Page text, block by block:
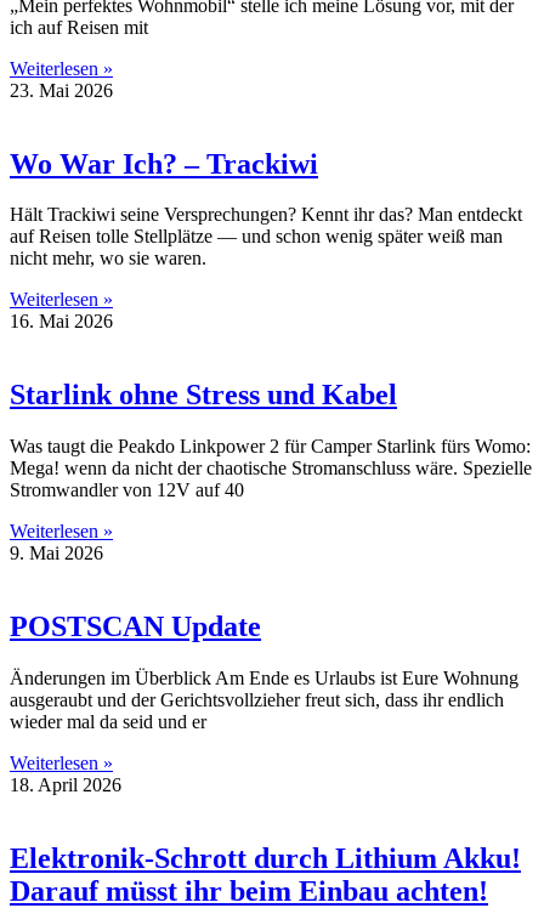
„Mein perfektes Wohnmobil“ stelle ich meine Lösung vor, mit der
ich auf Reisen mit
Weiterlesen »
23. Mai 2026
Wo War Ich? – Trackiwi
Hält Trackiwi seine Versprechungen? Kennt ihr das? Man entdeckt
auf Reisen tolle Stellplätze — und schon wenig später weiß man
nicht mehr, wo sie waren.
Weiterlesen »
16. Mai 2026
Starlink ohne Stress und Kabel
Was taugt die Peakdo Linkpower 2 für Camper Starlink fürs Womo:
Mega! wenn da nicht der chaotische Stromanschluss wäre. Spezielle
Stromwandler von 12V auf 40
Weiterlesen »
9. Mai 2026
POSTSCAN Update
Änderungen im Überblick Am Ende es Urlaubs ist Eure Wohnung
ausgeraubt und der Gerichtsvollzieher freut sich, dass ihr endlich
wieder mal da seid und er
Weiterlesen »
18. April 2026
Elektronik-Schrott durch Lithium Akku!
Darauf müsst ihr beim Einbau achten!